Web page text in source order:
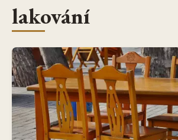
lakování